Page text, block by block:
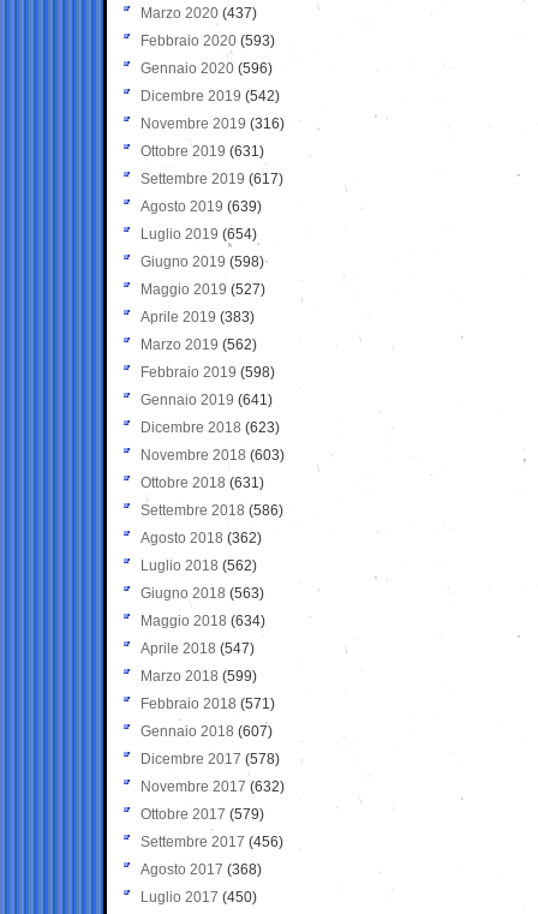
Marzo 2020 (437)
Febbraio 2020 (593)
Gennaio 2020 (596)
Dicembre 2019 (542)
Novembre 2019 (316)
Ottobre 2019 (631)
Settembre 2019 (617)
Agosto 2019 (639)
Luglio 2019 (654)
Giugno 2019 (598)
Maggio 2019 (527)
Aprile 2019 (383)
Marzo 2019 (562)
Febbraio 2019 (598)
Gennaio 2019 (641)
Dicembre 2018 (623)
Novembre 2018 (603)
Ottobre 2018 (631)
Settembre 2018 (586)
Agosto 2018 (362)
Luglio 2018 (562)
Giugno 2018 (563)
Maggio 2018 (634)
Aprile 2018 (547)
Marzo 2018 (599)
Febbraio 2018 (571)
Gennaio 2018 (607)
Dicembre 2017 (578)
Novembre 2017 (632)
Ottobre 2017 (579)
Settembre 2017 (456)
Agosto 2017 (368)
Luglio 2017 (450)